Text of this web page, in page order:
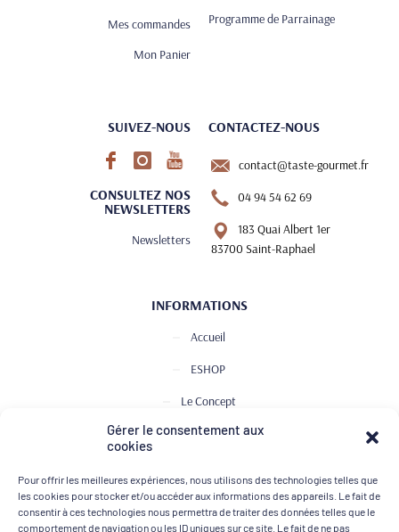
Gérer le consentement aux
cookies
Pour offrir les meilleures expériences, nous utilisons des technologies telles que
les cookies pour stocker et/ou accéder aux informations des appareils. Le fait de
consentir à ces technologies nous permettra de traiter des données telles que le
comportement de navigation ou les ID uniques sur ce site. Le fait de ne pas
Mes commandes
Mon Panier
Programme de Parrainage
SUIVEZ-NOUS
CONSULTEZ NOS
NEWSLETTERS
Newsletters
CONTACTEZ-NOUS
contact@taste-gourmet.fr
04 94 54 62 69
183 Quai Albert 1er
83700 Saint-Raphael
INFORMATIONS
Accueil
ESHOP
Le Concept
Club de Dégustation
Contact